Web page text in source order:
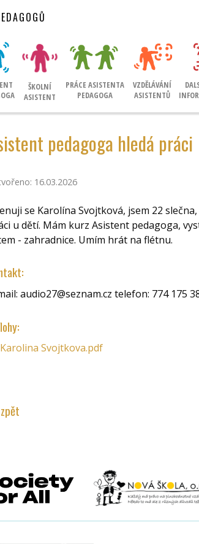
ŠKOLNÍ
ASISTENT
PRÁCE ASISTENTA
PEDAGOGA
VZDĚLÁVÁNÍ
ASISTENTŮ
pedagoga hledá práci
16.03.2026
se Karolína Svojtková, jsem 22
u dětí. Mám kurz Asistent pedagoga,
- zahradnice. Umím hrát na flétnu.
audio27@seznam.cz telefon: 774 175
Karolina Svojtkova.pdf